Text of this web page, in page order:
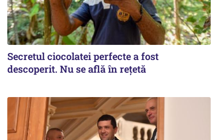
Secretul ciocolatei perfecte a fost
descoperit. Nu se află în rețetă